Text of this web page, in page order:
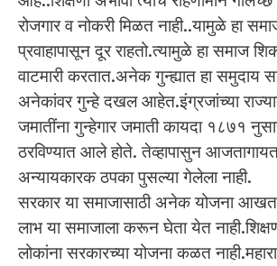
रोजगार व नोकरी मिळत नाही..यामुळे हा
प्रवाहापासून दूर राहतो.त्यामुळे हा समाज
वाटमारी करतात.अनेक गुन्ह्यात हा समुदाय
अनेकांवर गुन्हे दखल आहेत.इंग्रजांच्या
जमातींना गुन्हेगार जमाती कायदा १८७१
ठरविण्यात आले होते. तेव्हापासुन आजतागायत
अन्यायकारक ठपका पुसल्या गेलेला नाही.
सरकार या समाजासाठी अनेक योजना आखत
लाभ या समाजाला करून घेता येत
लोकांना सरकारच्या योजना कळत